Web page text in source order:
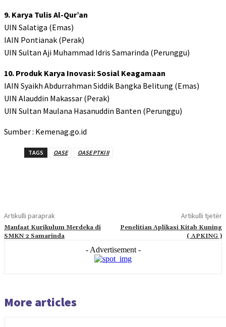
9. Karya Tulis Al-Qur’an
UIN Salatiga (Emas)
IAIN Pontianak (Perak)
UIN Sultan Aji Muhammad Idris Samarinda (Perunggu)
10. Produk Karya Inovasi: Sosial Keagamaan
IAIN Syaikh Abdurrahman Siddik Bangka Belitung (Emas)
UIN Alauddin Makassar (Perak)
UIN Sultan Maulana Hasanuddin Banten (Perunggu)
Sumber : Kemenag.go.id
TAGS OASE OASE PTKI II
Artikulli paraprak
Manfaat Kurikulum Merdeka di
SMKN 2 Samarinda
Artikulli tjetër
Penelitian Aplikasi Kitab Kuning
( APKING )
- Advertisement -
More articles